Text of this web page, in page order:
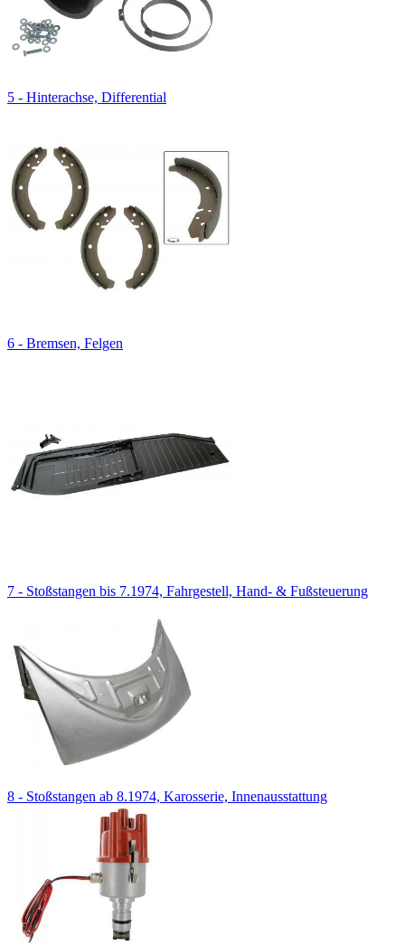
5 - Hinterachse, Differential
6 - Bremsen, Felgen
7 - Stoßstangen bis 7.1974, Fahrgestell, Hand- & Fußsteuerung
8 - Stoßstangen ab 8.1974, Karosserie, Innenausstattung